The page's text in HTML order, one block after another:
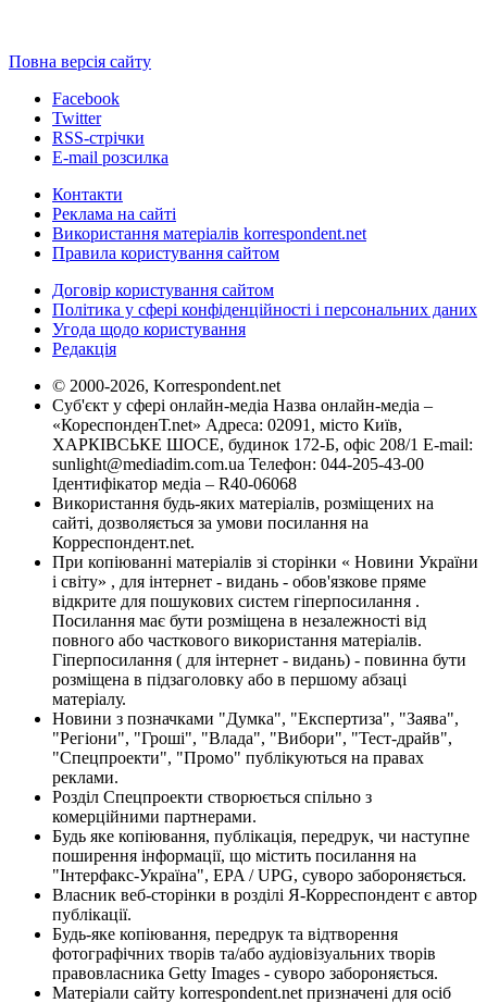
Повна версія сайту
Facebook
Twitter
RSS-стрічки
E-mail розсилка
Контакти
Реклама на сайті
Використання матеріалів korrespondent.net
Правила користування сайтом
Договір користування сайтом
Політика у сфері конфіденційності і персональних даних
Угода щодо користування
Редакція
© 2000-2026, Korrespondent.net
Суб'єкт у сфері онлайн-медіа Назва онлайн-медіа –
«КореспонденТ.net» Адреса: 02091, місто Київ,
ХАРКІВСЬКЕ ШОСЕ, будинок 172-Б, офіс 208/1 E-mail:
sunlight@mediadim.com.ua Телефон: 044-205-43-00
Ідентифікатор медіа – R40-06068
Використання будь-яких матеріалів, розміщених на
сайті, дозволяється за умови посилання на
Корреспондент.net.
При копіюванні матеріалів зі сторінки « Новини України
і світу» , для інтернет - видань - обов'язкове пряме
відкрите для пошукових систем гіперпосилання .
Посилання має бути розміщена в незалежності від
повного або часткового використання матеріалів.
Гіперпосилання ( для інтернет - видань) - повинна бути
розміщена в підзаголовку або в першому абзаці
матеріалу.
Новини з позначками "Думка", "Експертиза", "Заява",
"Регіони", "Гроші", "Влада", "Вибори", "Тест-драйв",
"Спецпроекти", "Промо" публікуються на правах
реклами.
Розділ Спецпроекти створюється спільно з
комерційними партнерами.
Будь яке копіювання, публікація, передрук, чи наступне
поширення інформації, що містить посилання на
"Інтерфакс-Україна", EPA / UPG, суворо забороняється.
Власник веб-сторінки в розділі Я-Корреспондент є автор
публікації.
Будь-яке копіювання, передрук та відтворення
фотографічних творів та/або аудіовізуальних творів
правовласника Getty Images - суворо забороняється.
Матеріали сайту korrespondent.net призначені для осіб